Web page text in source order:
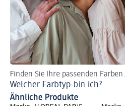
Finden Sie Ihre passenden Farben.
Welcher Farbtyp bin ich?
Ähnliche Produkte